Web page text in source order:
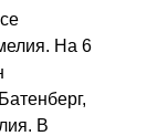
На 6
В